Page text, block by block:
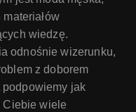
wiedzę.
odnośnie wizerunku,
z doborem
jak
Ciebie wiele